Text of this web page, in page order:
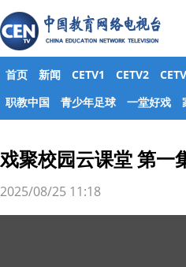
首页 新闻 CETV1 CETV2
职教中国
青少年足球 一堂好戏
戏聚校园云课堂 第一
2025/08/25 11:18